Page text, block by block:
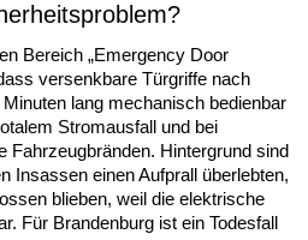
Bereich „Emergency Door
versenkbare Türgriffe nach
lang mechanisch bedienbar
Stromausfall und bei
Fahrzeugbränden. Hintergrund sind
Insassen einen Aufprall überlebten,
blieben, weil die elektrische
Für Brandenburg ist ein Todesfall